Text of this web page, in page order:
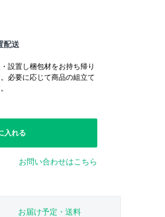
配送
設置し梱包材をお持ち帰り
必要に応じて商品の組立て
入れる
お問い合わせはこちら
お届け予定・送料